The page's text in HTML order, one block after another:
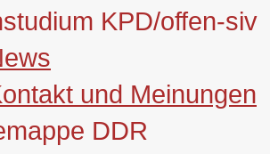
KPD/offen-siv
und Meinungen
DDR